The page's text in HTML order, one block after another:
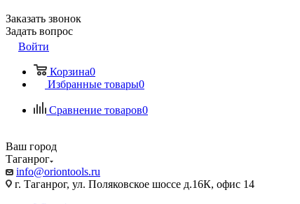
Заказать звонок
Задать вопрос
Войти
Корзина0
Избранные товары0
Сравнение товаров0
Ваш город
Таганрог
info@oriontools.ru
г. Таганрог, ул. Поляковское шоссе д.16К, офис 14